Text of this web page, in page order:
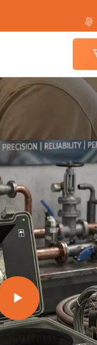
Boutique camera-